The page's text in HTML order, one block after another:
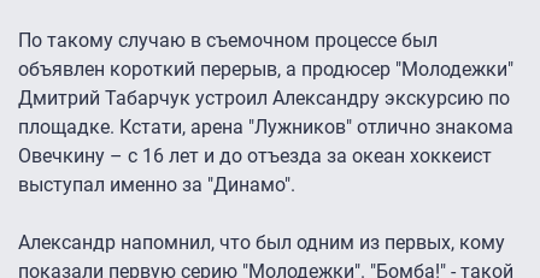
По такому случаю в съемочном процессе был
объявлен короткий перерыв, а продюсер "Молодежки"
Дмитрий Табарчук устроил Александру экскурсию по
площадке. Кстати, арена "Лужников" отлично знакома
Овечкину – с 16 лет и до отъезда за океан хоккеист
выступал именно за "Динамо".
Александр напомнил, что был одним из первых, кому
показали первую серию "Молодежки". "Бомба!" - такой